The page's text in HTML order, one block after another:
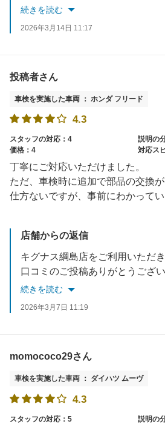
次回もご利用いただけるよう今後も
続きを読む
2026年3月14日 11:17
投稿者さん
車検を実施した車両 ： ホンダ フリード
4.3
スタッフの対応：4
説明の
価格：4
対応ス
丁寧にご対応いただけました。
ただ、車検時に追加で部品の交換
仕方ないですが、事前にわかって
店舗からの返信
口コミのご投稿ありがとうござい
頂いたお言葉はスタッフとも共有し、今後もご期待に沿えるサービス
続きを読む
2026年3月7日 11:19
momococo29さん
車検を実施した車両 ： ダイハツ ムーヴ
4.3
スタッフの対応：5
説明の